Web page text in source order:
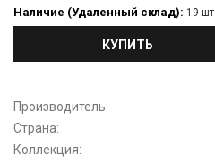
Наличие (Удаленный склад): 19 шт
КУПИТЬ
Производитель:
Страна:
Коллекция: